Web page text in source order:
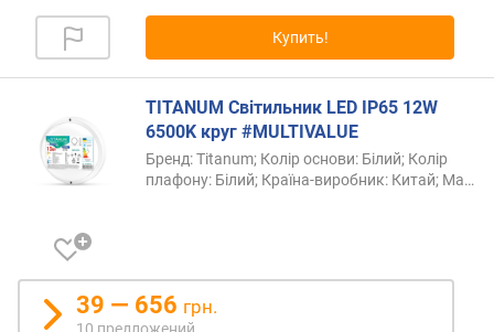
Купить!
TITANUM Світильник LED IP65 12W
6500K круг #MULTIVALUE
Бренд: Titanum; Колір основи: Білий; Колір
плафону: Білий; Країна-виробник: Китай; Ма…
39 — 656 грн.